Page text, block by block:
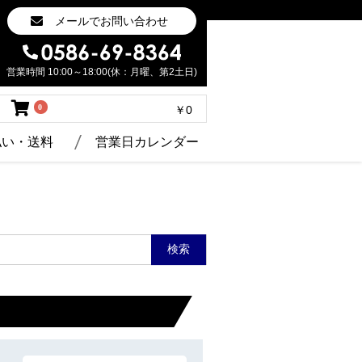
メールでお問い合わせ
営業時間 10:00～18:00(休：月曜、第2土日)
0 ￥0
・送料 営業日カレンダー
検索